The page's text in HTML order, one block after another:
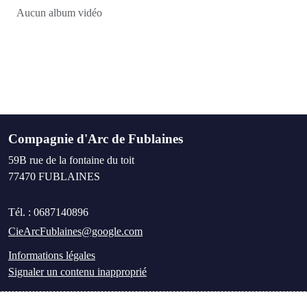
Aucun album vidéo
Compagnie d'Arc de Fublaines
59B rue de la fontaine du toit
77470 FUBLAINES
Tél. : 0687140896
CieArcFublaines@google.com
Informations légales
Signaler un contenu inapproprié